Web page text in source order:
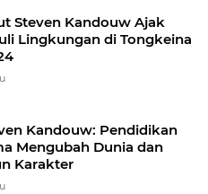
Steven Kandouw Ajak
Lingkungan di Tongkeina
Kandouw: Pendidikan
Mengubah Dunia dan
Karakter